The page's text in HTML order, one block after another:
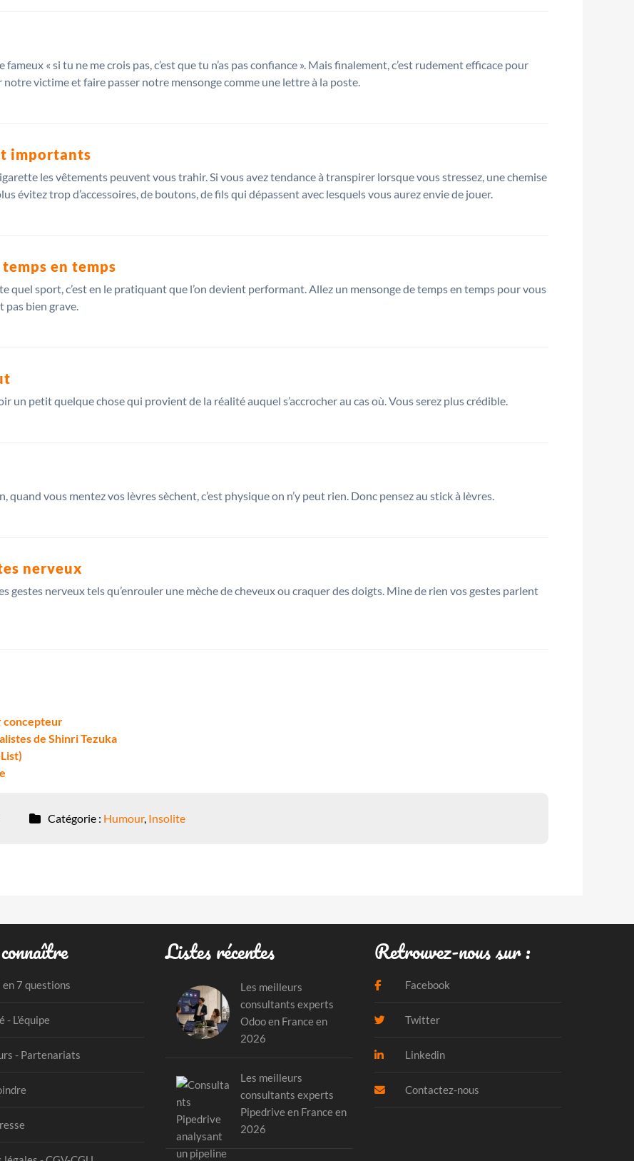
fameux « si tu ne me crois pas, c’est que tu n’as pas confiance ». Mais finalement, c’est rudement efficace pour
victime et faire passer notre mensonge comme une lettre à la poste.
importants
les vêtements peuvent vous trahir. Si vous avez tendance à transpirer lorsque vous stressez, une chemise
évitez trop d’accessoires, de boutons, de fils qui dépassent avec lesquels vous aurez envie de jouer.
en temps
quel sport, c’est en le pratiquant que l’on devient performant. Allez un mensonge de temps en temps pour vous
pas bien grave.
un petit quelque chose qui provient de la réalité auquel s’accrocher au cas où. Vous serez plus crédible.
quand vous mentez vos lèvres sèchent, c’est physique on n’y peut rien. Donc pensez au stick à lèvres.
nerveux
gestes nerveux tels qu’enrouler une mèche de cheveux ou craquer des doigts. Mine de rien vos gestes parlent
concepteur
de Shinri Tezuka
Catégorie : Humour, Insolite
7 questions
- L'équipe
- Partenariats
Listes récentes
Les meilleurs
consultants experts
Odoo en France en
2026
Les meilleurs
consultants experts
Pipedrive en France en
2026
Retrouvez-nous sur :
Facebook
Twitter
Linkedin
Contactez-nous